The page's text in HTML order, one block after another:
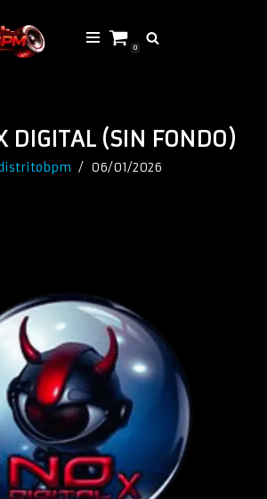
0
DIGITAL (SIN FONDO)
06/01/2026